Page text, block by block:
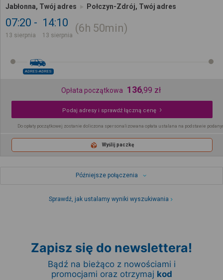
Jabłonna, Twój adres Połczyn-Zdrój, Twój adres
07:20
13 sierpnia
14:10
13 sierpnia
6h 50min
ADRES-ADRES
Opłata początkowa 136,99 zł
Podaj adresy i sprawdź łączną cenę
Do opłaty początkowej zostanie doliczona spersonalizowana opłata ustalana na podstawie
Wyślij paczkę
Późniejsze połączenia
Sprawdź, jak ustalamy wyniki wyszukiwania
Zapisz się do newslettera!
Bądź na bieżąco z nowościami i
promocjami oraz otrzymaj kod